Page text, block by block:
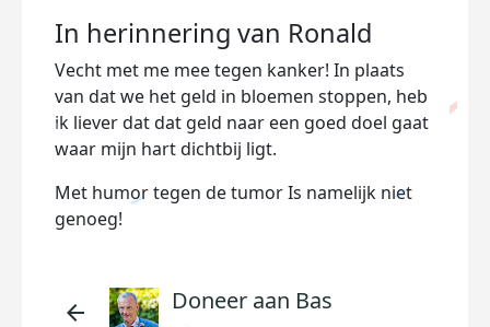
In herinnering van Ronald
Vecht met me mee tegen kanker! In plaats
van dat we het geld in bloemen stoppen, heb
ik liever dat dat geld naar een goed doel gaat
waar mijn hart dichtbij ligt.
Met humor tegen de tumor Is namelijk niet
genoeg!
arrow_back Doneer aan Bas